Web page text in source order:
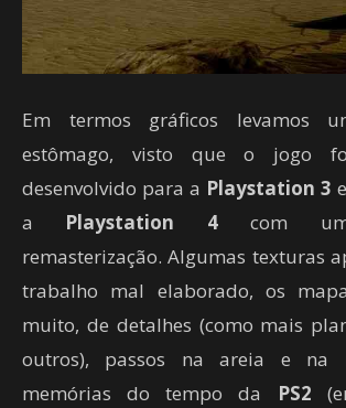
Em termos gráficos levamos
estômago, visto que o jogo
desenvolvido para a Playstation 3
a Playstation 4com
remasterização. Algumas texturas
trabalho mal elaborado, os
muito, de detalhes (como mais
outros), passos na areia e na
memórias do tempo da
PS2